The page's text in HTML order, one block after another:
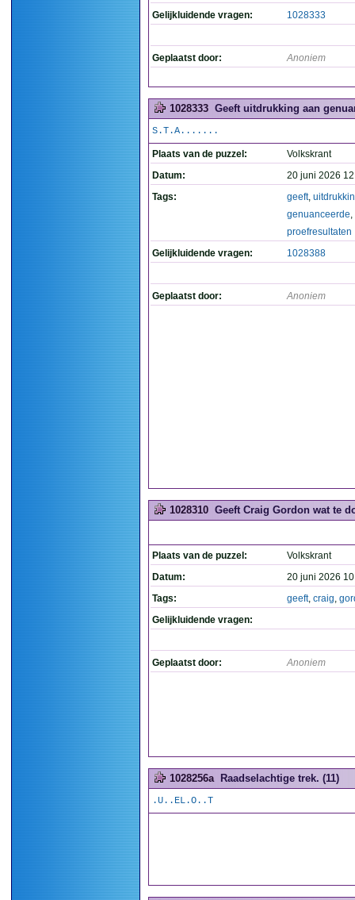
Gelijkluidende vragen:
1028333
Geplaatst door: Anoniem
1028333 Geeft uitdrukking aan
S.T.A.......
Plaats van de puzzel:
Volkskrant
Datum:
20 juni 2026
Tags:
geeft,
genuanceerde,
proefresultaten
Gelijkluidende vragen:
1028388
Geplaatst door: Anoniem
1028310 Geeft Craig Gordon wat te
Plaats van de puzzel:
Volkskrant
Datum:
20 juni 2026
Tags:
geeft, craig,
Gelijkluidende vragen:
Geplaatst door: Anoniem
1028256a Raadselachtige trek. (11)
.U..EL.O..T